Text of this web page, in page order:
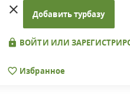
Добавить турбазу
ВОЙТИ ИЛИ
Избранное